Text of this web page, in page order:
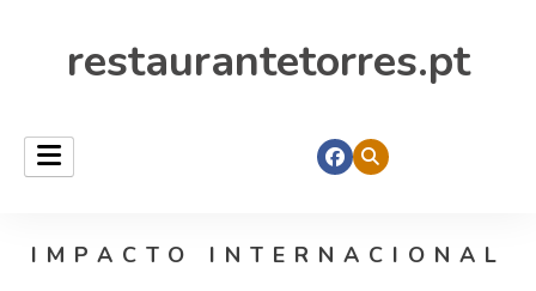
restaurantetorres.pt
IMPACTO INTERNACIONAL